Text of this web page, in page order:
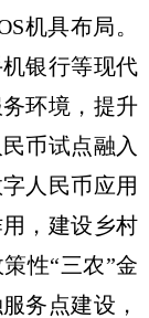
机具布局。
银行等现代
环境，提升
币试点融入
人民币应用
，建设乡村
性“三农”金
务点建设，